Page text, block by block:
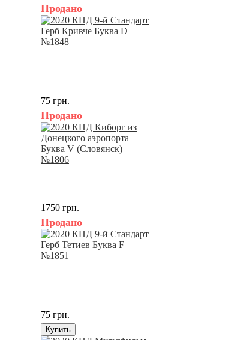
Продано
75 грн.
Продано
1750 грн.
Продано
75 грн.
Купить